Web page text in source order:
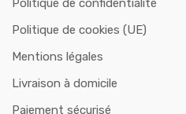
Politique de confidentialité
Politique de cookies (UE)
Mentions légales
Livraison à domicile
Paiement sécurisé